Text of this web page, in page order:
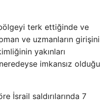
terk ettiğinde ve
ve uzmanların girişini
yakınları
imkansız olduğu
İsrail saldırılarında 7